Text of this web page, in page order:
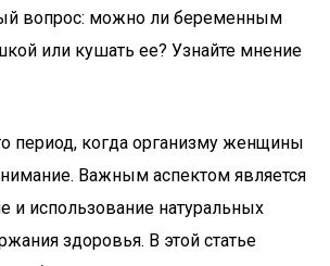
вопрос: можно ли беременным
или кушать ее? Узнайте мнение
период, когда организму женщины
Важным аспектом является
и использование натуральных
здоровья. В этой статье